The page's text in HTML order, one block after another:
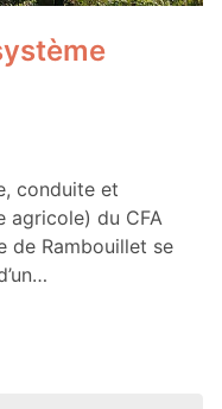
conduite et
agricole) du CFA
de Rambouillet se